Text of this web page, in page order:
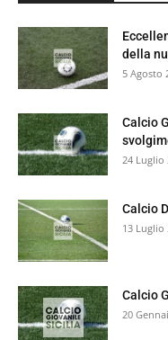
della
5 Agosto
Calcio
24 Luglio
Calcio
13 Luglio
Calcio
20